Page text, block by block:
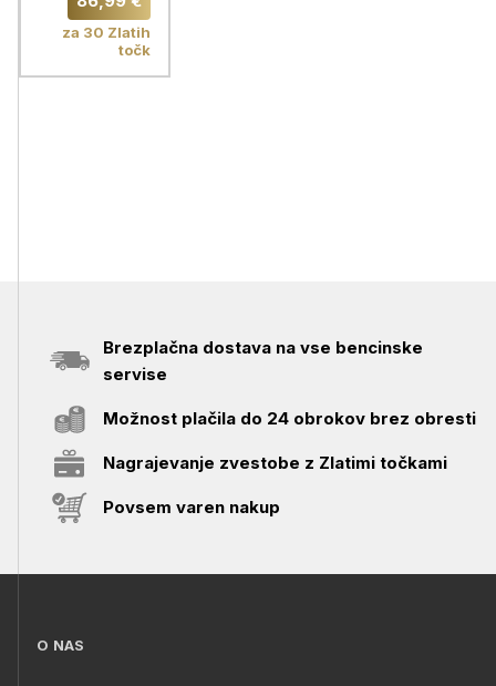
za 30 Zlatih
točk
Brezplačna dostava na vse bencinske
servise
Možnost plačila do 24 obrokov brez obresti
Nagrajevanje zvestobe z Zlatimi točkami
Povsem varen nakup
O NAS